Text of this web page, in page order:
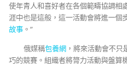
使年青人和喜好者在各個範疇協調相
涯中也是這般，這一活動會將進一個
故事 。”
俄媒稱包養網，將來活動會不只
巧的競賽。組織者將膂力活動與盤算